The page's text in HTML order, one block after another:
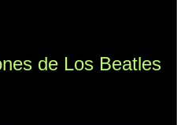
de Los Beatles